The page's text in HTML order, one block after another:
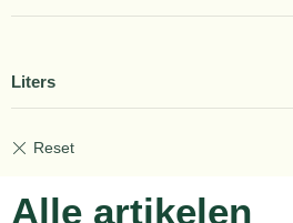
Liters
Alle artikelen